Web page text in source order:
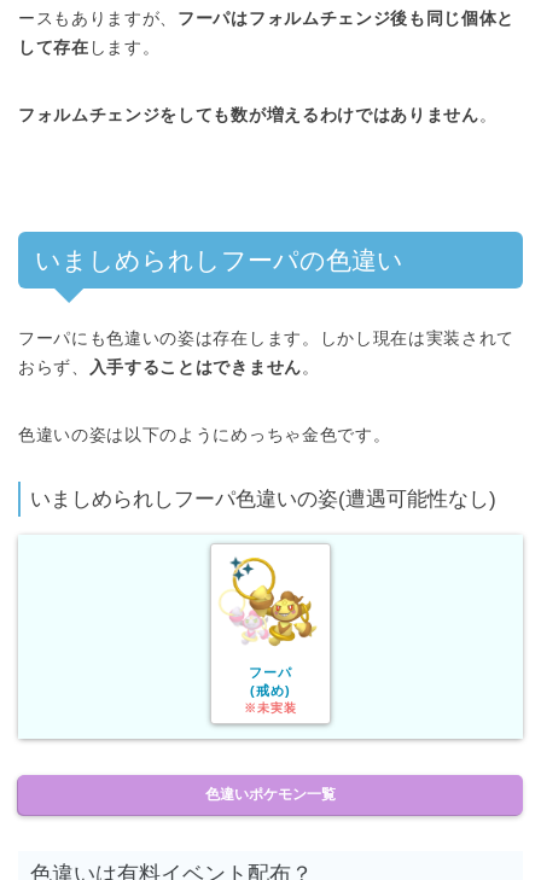
ースもありますが、 フーパはフォルムチェンジ後も同じ個体と
して存在 します。
フォルムチェンジをしても数が増えるわけではありません 。
いましめられしフーパの色違い
フーパにも色違いの姿は存在します。しかし現在は実装されて
おらず、
入手することはできません 。
色違いの姿は以下のようにめっちゃ金色です。
いましめられしフーパ色違いの姿(遭遇可能性なし)
フーパ
(戒め)
※未実装
色違いポケモン一覧
色違いは有料イベント配布？